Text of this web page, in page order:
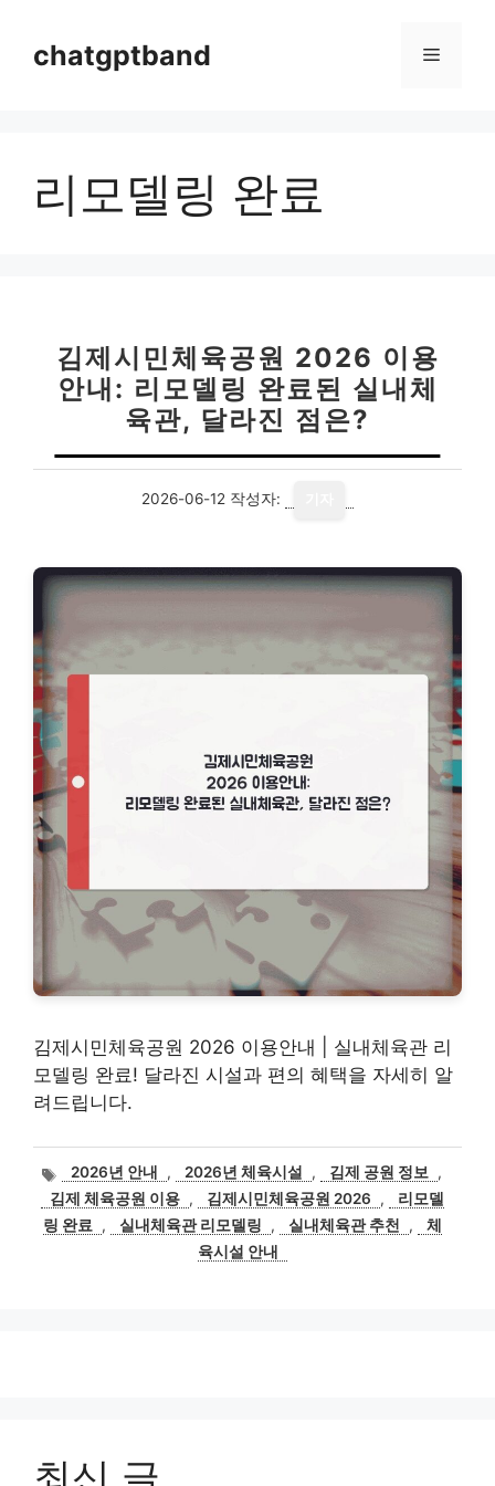
chatgptband 메
리모델링 완료
김제시민체육공원 2026 이용
안내: 리모델링 완료된 실내체
육관, 달라진 점은?
2026-06-12 작성자:
김제시민체육공원 2026 이용안내 | 실내체육관 리
모델링 완료! 달라진 시설과 편의 혜택을 자세히 알
려드립니다.
태
그
2026년 안내 , 2026년 체육시설 , 김제 공원 정보
,
김제 체육공원 이용 , 김제시민체육공원 2026 ,
리모델
링 완료
, 실내체육관 리모델링 , 실내체육관 추천 ,
체
육시설 안내
최신 글